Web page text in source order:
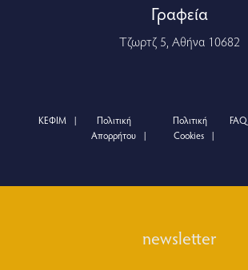
Γραφεία
Τζωρτζ 5, Αθήνα 10682
ΚΕΦΙΜ
Πολιτική
Απορρήτου
Πολιτική
Cookies
FAQ
newsletter